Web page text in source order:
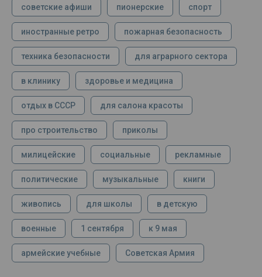
советские афиши пионерские спорт
иностранные ретро пожарная безопасность
техника безопасности для аграрного сектора
в клинику здоровье и медицина
отдых в СССР для салона красоты
про строительство приколы
милицейские социальные рекламные
политические музыкальные книги
живопись для школы в детскую
военные 1 сентября к 9 мая
армейские учебные Советская Армия